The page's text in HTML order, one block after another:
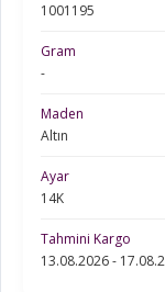
1001195
Gram
-
Maden
Altın
Ayar
14K
Tahmini Kargo
13.08.2026 -